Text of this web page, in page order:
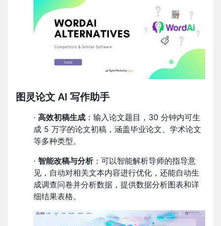
图灵论文 AI 写作助手
· 高效初稿生成 ：输入论文题目，30 分钟内可生
成 5 万字的论文初稿，涵盖毕业论文、学术论文
等多种类型。
· 智能改稿与分析：可以智能解析导师的指导意
见，自动对相关文本内容进行优化，还能自动生
成调查问卷并分析数据，提供数据分析图表和详
细结果表格。